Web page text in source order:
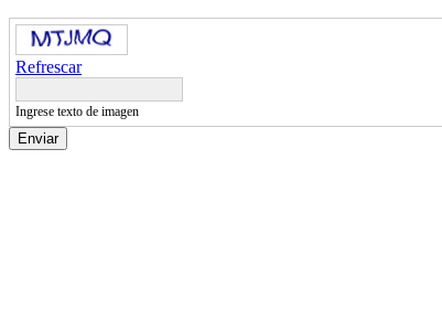
Refrescar
Ingrese texto de imagen